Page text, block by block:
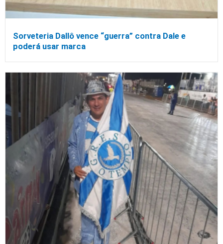
Sorveteria Dallô vence “guerra” contra Dale e
poderá usar marca